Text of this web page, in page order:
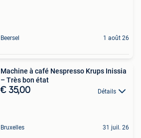
Beersel 1 août 26
Machine à café Nespresso Krups Inissia
– Très bon état
€ 35,00 Détails
Bruxelles 31 juil. 26